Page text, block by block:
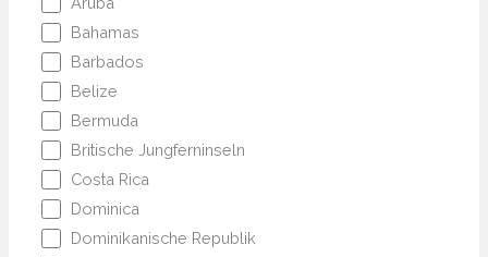
Bahamas
Barbados
Belize
Bermuda
Britische Jungferninseln
Costa Rica
Dominica
Dominikanische Republik